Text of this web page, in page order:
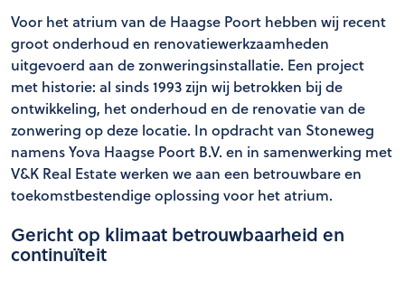
Voor het atrium van de Haagse Poort hebben wij recent
groot onderhoud en renovatiewerkzaamheden
uitgevoerd aan de zonweringsinstallatie. Een project
met historie: al sinds 1993 zijn wij betrokken bij de
ontwikkeling, het onderhoud en de renovatie van de
zonwering op deze locatie. In opdracht van Stoneweg
namens Yova Haagse Poort B.V. en in samenwerking met
V&K Real Estate werken we aan een betrouwbare en
toekomstbestendige oplossing voor het atrium.
Gericht op klimaat betrouwbaarheid en
continuïteit